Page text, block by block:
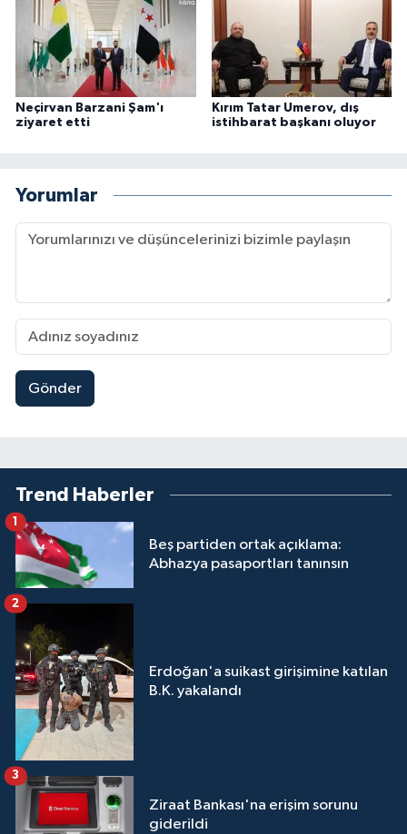
Neçirvan Barzani Şam'ı
ziyaret etti
Kırım Tatar Umerov, dış
istihbarat başkanı oluyor
Yorumlar
Gönder
Trend Haberler
Beş partiden ortak açıklama:
Abhazya pasaportları tanınsın
1
Erdoğan'a suikast girişimine katılan
B.K. yakalandı
2
Ziraat Bankası'na erişim sorunu
giderildi
3